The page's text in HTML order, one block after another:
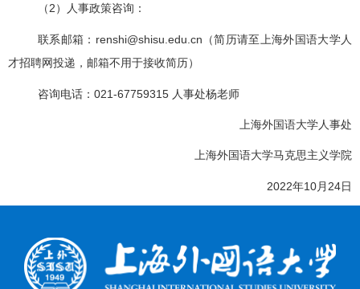
（2）人事政策咨询：
联系邮箱： renshi@shisu.edu.cn （简历请至上海外国语大学人
才招聘网投递，邮箱不用于接收简历）
咨询电话： 021-67759315 人事处杨老师
上海外国语大学人事处
上海外国语大学马克思主义学院
2022年10月 24日